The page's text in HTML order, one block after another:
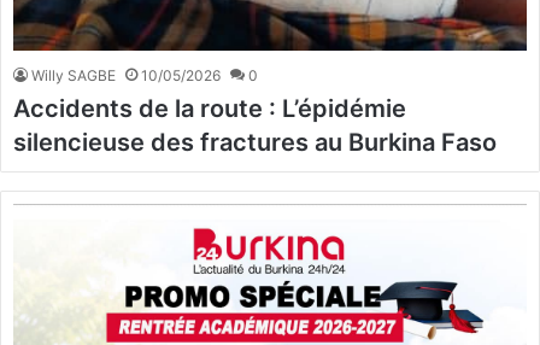
Willy SAGBE 10/05/2026 0
Accidents de la route : L’épidémie
silencieuse des fractures au Burkina Faso